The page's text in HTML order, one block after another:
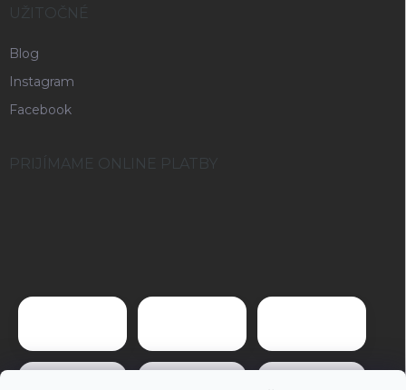
UŽITOČNÉ
Blog
Instagram
Facebook
PRIJÍMAME ONLINE PLATBY